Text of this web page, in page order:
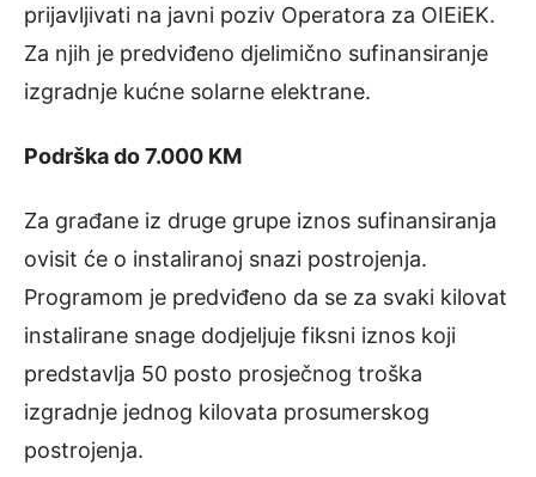
prijavljivati na javni poziv Operatora za OIEiEK.
Za njih je predviđeno djelimično sufinansiranje
izgradnje kućne solarne elektrane.
Podrška do 7.000 KM
Za građane iz druge grupe iznos sufinansiranja
ovisit će o instaliranoj snazi postrojenja.
Programom je predviđeno da se za svaki kilovat
instalirane snage dodjeljuje fiksni iznos koji
predstavlja 50 posto prosječnog troška
izgradnje jednog kilovata prosumerskog
postrojenja.